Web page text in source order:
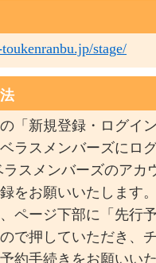
stage/
「新規登録・ログイ
ラスメンバーズにロ
ラスメンバーズのアカ
をお願いいたします。
ページ下部に「先行
で押していただき、
約手続きをお願いいた